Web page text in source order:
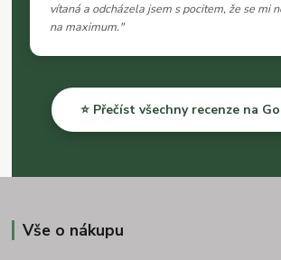
vítaná a odcházela jsem s pocitem, že se mi
na maximum."
⭐ Přečíst všechny recenze na
Vše o nákupu